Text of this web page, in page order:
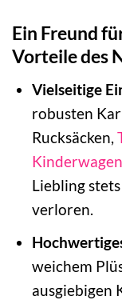
Ein Freund
Vorteile des
Vielseitige
robusten
Rucksäcken,
Kinderwagen
Liebling
verloren.
weichem
ausgiebigen